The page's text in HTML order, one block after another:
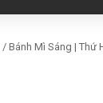
/ Bánh Mì Sáng | Thứ